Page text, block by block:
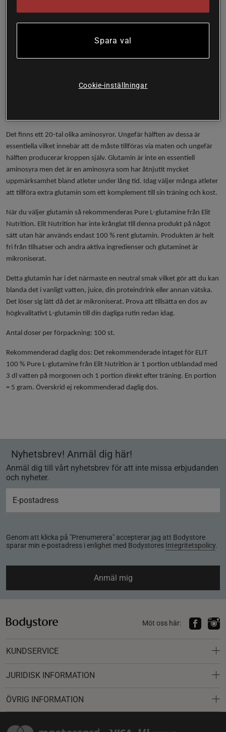
Glutamin är en i kroppen naturligt förekommande aminosyra. Många
som tränar väljer idag att använda extra glutamin och om du är på jakt
efter ett helt rent glutamin så rekommenderas
från tillsatser.
Det finns ett 20-tal olika aminosyror. Ungefär hälften av dessa är
essentiella vilket innebär att de måste tillföras via maten och ungefär
hälften producerar kroppen själv. Glutamin är inte en essentiell
aminosyra men det är en aminosyra som har åtnjutit mycket
uppmärksamhet bland atleter under lång tid. Idag väljer många atleter
att tillföra extra glutamin som ett komplement till sin träning och kost.
När du väljer glutamin så rekommenderas Pure L-glutamine från Elit
Nutrition. Elit Nutrition har inte krånglat till denna produkt på något
sätt utan här används endast 100 % rent glutamin. Produkten är helt
fri från tillsatser och andra aktiva ingredienser och glutaminet är
mikroniserat.
Detta glutamin har i det närmaste en neutral smak vilket gör att du kan
blanda det i vanligt vatten, juice, din proteindrink eller annan vätska.
Det löser sig lätt då det är mikroniserat. Prova att tillsätta en dos av
högkvalitativt L-glutamin till din dagliga rutin redan idag.
Antal doser per förpackning: 100 st.
Rekommenderad daglig dos: Det rekommenderade intaget för ELIT
100 % Pure L-glutamine från Elit Nutrition är 1 portion utblandad med
3 dl vatten på morgonen och 1 portion direkt efter träning. En portion
= 5 gram. Överskrid ej rekommenderad daglig dos.
Nyhetsbrev! Anmäl dig här!
Anmäl dig till vårt nyhetsbrev för att inte missa erbjudanden
och nyheter.
Genom att klicka på "Prenumerera" accepterar jag att Bodystore
sparar min e-postadress i enlighet med Bodystores Integritetspolicy.
Anmäl mig
Möt oss här:
KUNDSERVICE
JURIDISK INFORMATION
ÖVRIG INFORMATION
Spara val
Cookie-inställningar